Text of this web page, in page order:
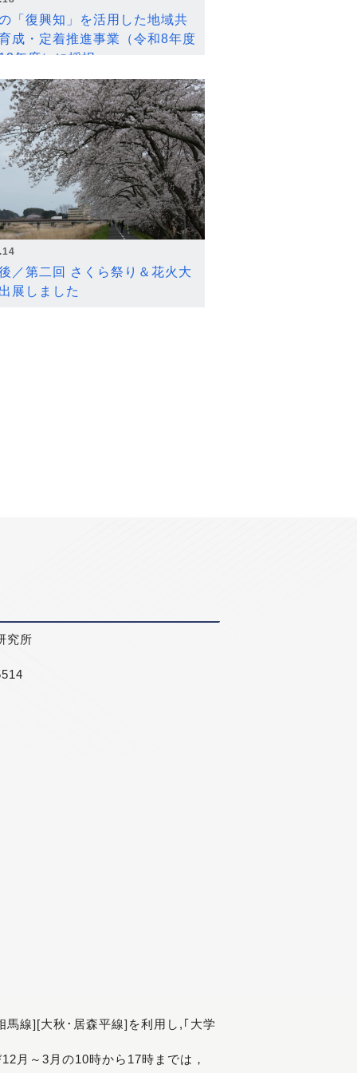
「復興知」を活用した地域共
成・定着推進事業（令和8年度
年度）に採択
／第二回 さくら祭り＆花火大
展しました
究所
線][大秋･居森平線]を利用し,｢大学
月～3月の10時から17時までは，